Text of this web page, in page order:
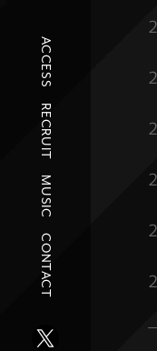
ACCESS
RECRUIT
MUSIC
CONTACT